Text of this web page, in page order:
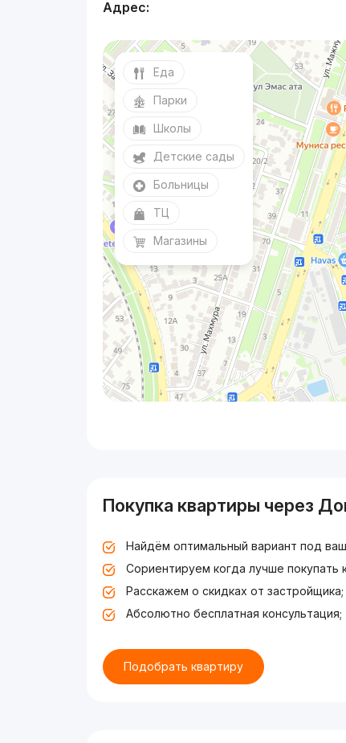
Адрес:
Еда
Парки
Школы
Детские сады
Больницы
ТЦ
Магазины
Покупка квартиры через
Найдём оптимальный вариант под
Сориентируем когда лучше покупать
Расскажем о скидках от застройщика;
Абсолютно бесплатная консультация;
Подобрать квартиру